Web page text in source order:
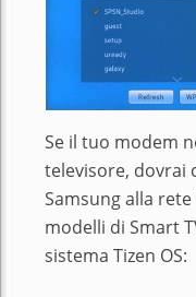
Se il tuo modem
televisore, dovrai
Samsung alla
modelli di Smart
sistema Tizen OS: